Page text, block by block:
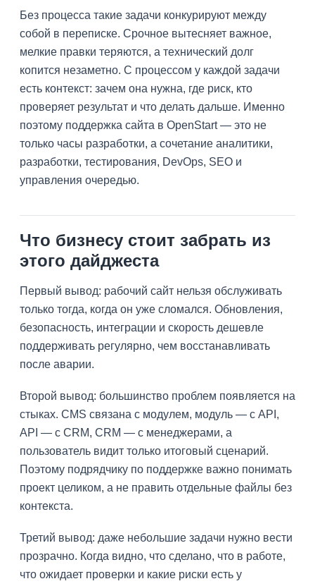
Без процесса такие задачи конкурируют между
собой в переписке. Срочное вытесняет важное,
мелкие правки теряются, а технический долг
копится незаметно. С процессом у каждой задачи
есть контекст: зачем она нужна, где риск, кто
проверяет результат и что делать дальше. Именно
поэтому поддержка сайта в OpenStart — это не
только часы разработки, а сочетание аналитики,
разработки, тестирования, DevOps, SEO и
управления очередью.
Что бизнесу стоит забрать из
этого дайджеста
Первый вывод: рабочий сайт нельзя обслуживать
только тогда, когда он уже сломался. Обновления,
безопасность, интеграции и скорость дешевле
поддерживать регулярно, чем восстанавливать
после аварии.
Второй вывод: большинство проблем появляется на
стыках. CMS связана с модулем, модуль — с API,
API — с CRM, CRM — с менеджерами, а
пользователь видит только итоговый сценарий.
Поэтому подрядчику по поддержке важно понимать
проект целиком, а не править отдельные файлы без
контекста.
Третий вывод: даже небольшие задачи нужно вести
прозрачно. Когда видно, что сделано, что в работе,
что ожидает проверки и какие риски есть у